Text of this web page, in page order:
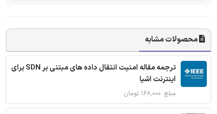
محصولات مشابه
ترجمه مقاله امنیت انتقال داده های مبتنی بر SDN برای
اینترنت اشیا
مبلغ: ۱۶۸,۰۰۰ تومان